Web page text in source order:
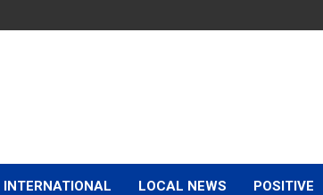
INTERNATIONAL LOCAL NEWS POSITIVE